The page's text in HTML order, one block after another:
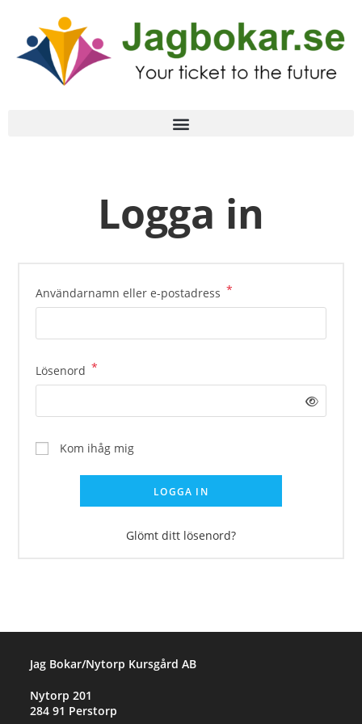
Logga in
Användarnamn eller e-postadress *
Lösenord *
Kom ihåg mig
LOGGA IN
Glömt ditt lösenord?
Jag Bokar/Nytorp Kursgård AB
Nytorp 201
284 91 Perstorp